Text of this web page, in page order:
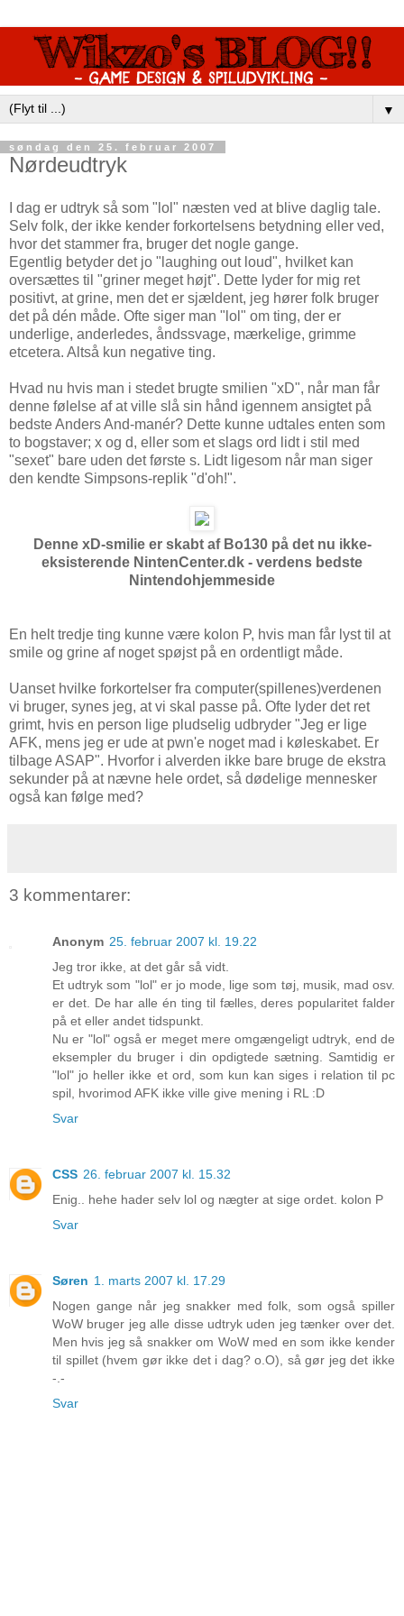
▼
søndag den 25. februar 2007
Nørdeudtryk
I dag er udtryk så som "lol" næsten ved at blive daglig tale.
Selv folk, der ikke kender forkortelsens betydning eller ved,
hvor det stammer fra, bruger det nogle gange.
Egentlig betyder det jo "laughing out loud", hvilket kan
oversættes til "griner meget højt". Dette lyder for mig ret
positivt, at grine, men det er sjældent, jeg hører folk bruger
det på dén måde. Ofte siger man "lol" om ting, der er
underlige, anderledes, åndssvage, mærkelige, grimme
etcetera. Altså kun negative ting.
Hvad nu hvis man i stedet brugte smilien "xD", når man får
denne følelse af at ville slå sin hånd igennem ansigtet på
bedste Anders And-manér? Dette kunne udtales enten som
to bogstaver; x og d, eller som et slags ord lidt i stil med
"sexet" bare uden det første s. Lidt ligesom når man siger
den kendte Simpsons-replik "d'oh!".
Denne xD-smilie er skabt af Bo130 på det nu ikke-
eksisterende NintenCenter.dk - verdens bedste
Nintendohjemmeside
En helt tredje ting kunne være kolon P, hvis man får lyst til at
smile og grine af noget spøjst på en ordentligt måde.
Uanset hvilke forkortelser fra computer(spillenes)verdenen
vi bruger, synes jeg, at vi skal passe på. Ofte lyder det ret
grimt, hvis en person lige pludselig udbryder "Jeg er lige
AFK, mens jeg er ude at pwn'e noget mad i køleskabet. Er
tilbage ASAP". Hvorfor i alverden ikke bare bruge de ekstra
sekunder på at nævne hele ordet, så dødelige mennesker
også kan følge med?
3 kommentarer:
Anonym 25. februar 2007 kl. 19.22
Jeg tror ikke, at det går så vidt.
Et udtryk som "lol" er jo mode, lige som tøj, musik, mad osv.
er det. De har alle én ting til fælles, deres popularitet falder
på et eller andet tidspunkt.
Nu er "lol" også er meget mere omgængeligt udtryk, end de
eksempler du bruger i din opdigtede sætning. Samtidig er
"lol" jo heller ikke et ord, som kun kan siges i relation til pc
spil, hvorimod AFK ikke ville give mening i RL :D
Svar
CSS 26. februar 2007 kl. 15.32
Enig.. hehe hader selv lol og nægter at sige ordet. kolon P
Svar
Søren 1. marts 2007 kl. 17.29
Nogen gange når jeg snakker med folk, som også spiller
WoW bruger jeg alle disse udtryk uden jeg tænker over det.
Men hvis jeg så snakker om WoW med en som ikke kender
til spillet (hvem gør ikke det i dag? o.O), så gør jeg det ikke
-.-
Svar